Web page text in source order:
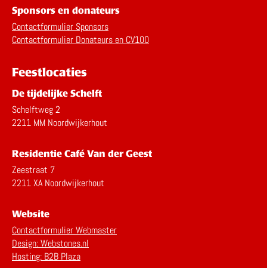
Sponsors en donateurs
Contactformulier Sponsors
Contactformulier Donateurs en CV100
Feestlocaties
De tijdelijke Schelft
Schelftweg 2
2211 MM Noordwijkerhout
Residentie Café Van der Geest
Zeestraat 7
2211 XA Noordwijkerhout
Website
Contactformulier Webmaster
Design: Webstones.nl
Hosting: B2B Plaza